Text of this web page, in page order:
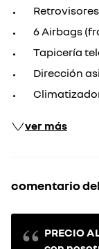
6 Airbags
Tapicería
Dirección
ver más
comentario
PRECIO